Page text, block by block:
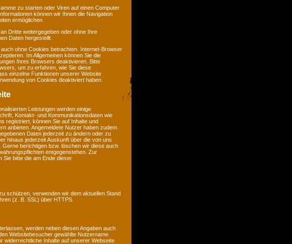
zu starten oder Viren auf einen Computer
können wir Ihnen die Navigation
ermöglichen.
Dritte weitergegeben oder ohne Ihre
Daten hergestellt.
ohne Cookies betrachten. Internet-Browser
Im Allgemeinen können Sie die
Ihres Browsers deaktivieren. Bitte
um zu erfahren, wie Sie diese
einzelne Funktionen unserer Website
von Cookies deaktiviert haben.
Leistungen werden einige
Kontakt- und Kommunikationsdaten wie
registriert, können Sie auf Inhalte und
anbieten. Angemeldete Nutzer haben zudem
Daten jederzeit zu ändern oder zu
hinaus jederzeit Auskunft über die von uns
berichtigen bzw. löschen wir diese auch
entgegenstehen. Zur
Sie bitte die am Ende dieser
schützen, verwenden wir dem aktuellen Stand
(z. B. SSL) über HTTPS.
werden neben diesen Angaben auch
Websitebesucher gewählte Nutzername
widerrechtliche Inhalte auf unserer Webseite